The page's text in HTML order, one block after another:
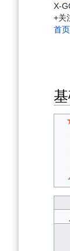
到
导
航
到
搜
索
X-
+关
首页